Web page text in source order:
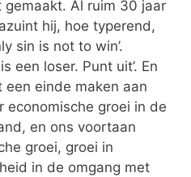
Al ruim 30 jaar
hij, hoe typerend,
sin is not to win’.
een loser. Punt uit’. En
einde maken aan
economische groei in de
en ons voortaan
groei, groei in
in de omgang met